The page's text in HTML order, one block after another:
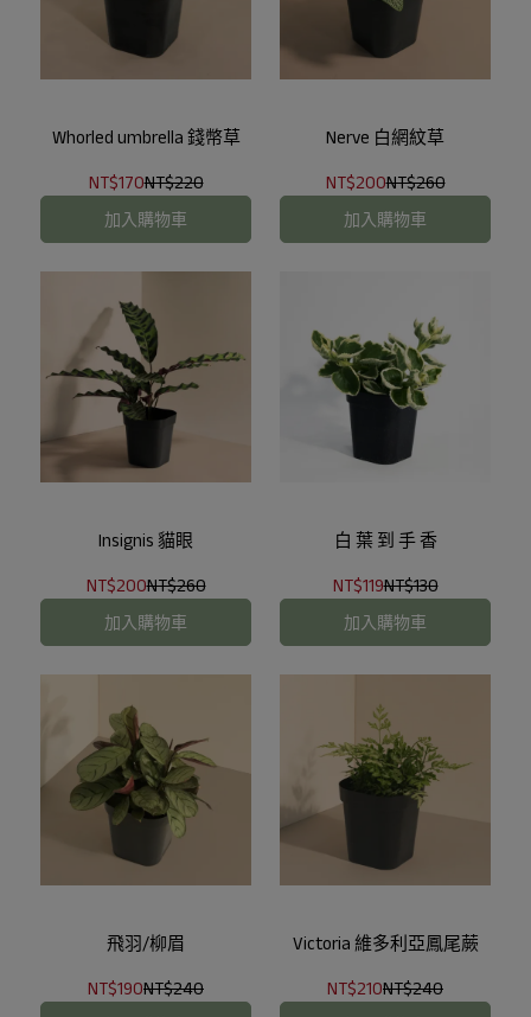
Whorled umbrella 錢幣草
NT$170NT$220
加入購物車
Nerve 白網紋草
NT$200NT$260
加入購物車
Insignis 貓眼
NT$200NT$260
加入購物車
白 葉 到 手 香
NT$119NT$130
加入購物車
飛羽/柳眉
NT$190NT$240
Victoria 維多利亞鳳尾蕨
NT$210NT$240